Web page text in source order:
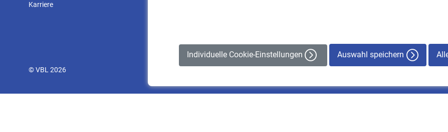
Individuelle Cookie-Einstellungen Auswahl speichern
Karriere
© VBL 2026